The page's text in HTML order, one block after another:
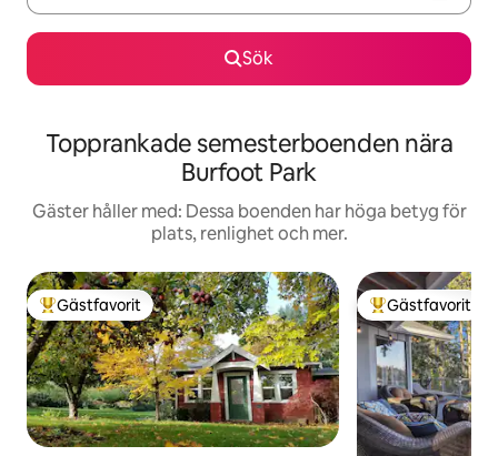
Sök
Topprankade semesterboenden nära
Burfoot Park
Gäster håller med: Dessa boenden har höga betyg för
plats, renlighet och mer.
Populär gästfavorit
Gästfavorit Populär
Gästfavorit